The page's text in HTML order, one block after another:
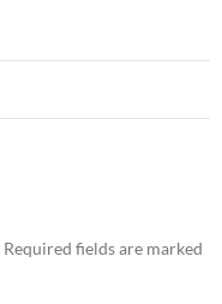
Required fields are marked